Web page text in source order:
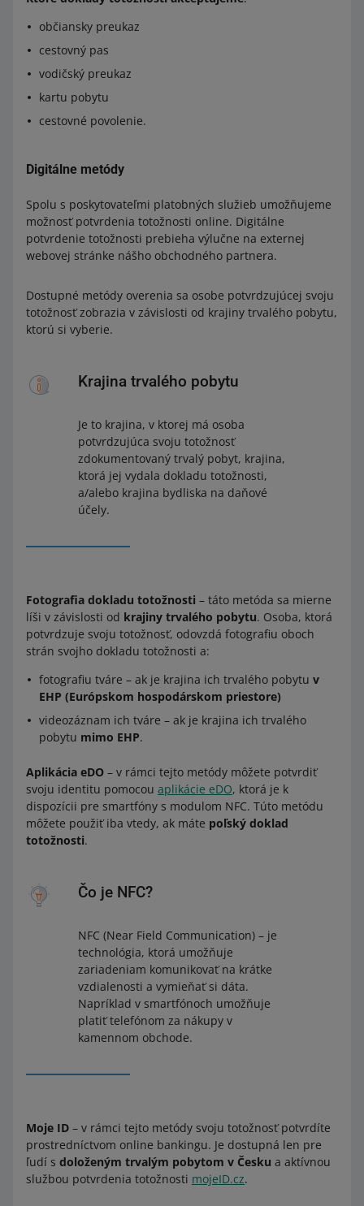
občiansky preukaz
cestovný pas
vodičský preukaz
kartu pobytu
cestovné povolenie.
Digitálne metódy
Spolu s poskytovateľmi platobných služieb umožňujeme
možnosť potvrdenia totožnosti online. Digitálne
potvrdenie totožnosti prebieha výlučne na externej
webovej stránke nášho obchodného partnera.
Dostupné metódy overenia sa osobe potvrdzujúcej svoju
totožnosť zobrazia v závislosti od krajiny trvalého pobytu,
ktorú si vyberie.
Krajina trvalého pobytu
Je to krajina, v ktorej má osoba
potvrdzujúca svoju totožnosť
zdokumentovaný trvalý pobyt, krajina,
ktorá jej vydala dokladu totožnosti,
a/alebo krajina bydliska na daňové
účely.
Fotografia dokladu totožnosti – táto metóda sa mierne
líši v závislosti od krajiny trvalého pobytu. Osoba, ktorá
potvrdzuje svoju totožnosť, odovzdá fotografiu oboch
strán svojho dokladu totožnosti a:
fotografiu tváre – ak je krajina ich trvalého pobytu v
EHP (Európskom hospodárskom priestore)
videozáznam ich tváre – ak je krajina ich trvalého
pobytu mimo EHP.
Aplikácia eDO – v rámci tejto metódy môžete potvrdiť
svoju identitu pomocou aplikácie eDO, ktorá je k
dispozícii pre smartfóny s modulom NFC. Túto metódu
môžete použiť iba vtedy, ak máte poľský doklad
totožnosti.
Čo je NFC?
NFC (Near Field Communication) – je
technológia, ktorá umožňuje
zariadeniam komunikovať na krátke
vzdialenosti a vymieňať si dáta.
Napríklad v smartfónoch umožňuje
platiť telefónom za nákupy v
kamennom obchode.
Moje ID – v rámci tejto metódy svoju totožnosť potvrdíte
prostredníctvom online bankingu. Je dostupná len pre
ľudí s doloženým trvalým pobytom v Česku a aktívnou
službou potvrdenia totožnosti mojeID.cz.